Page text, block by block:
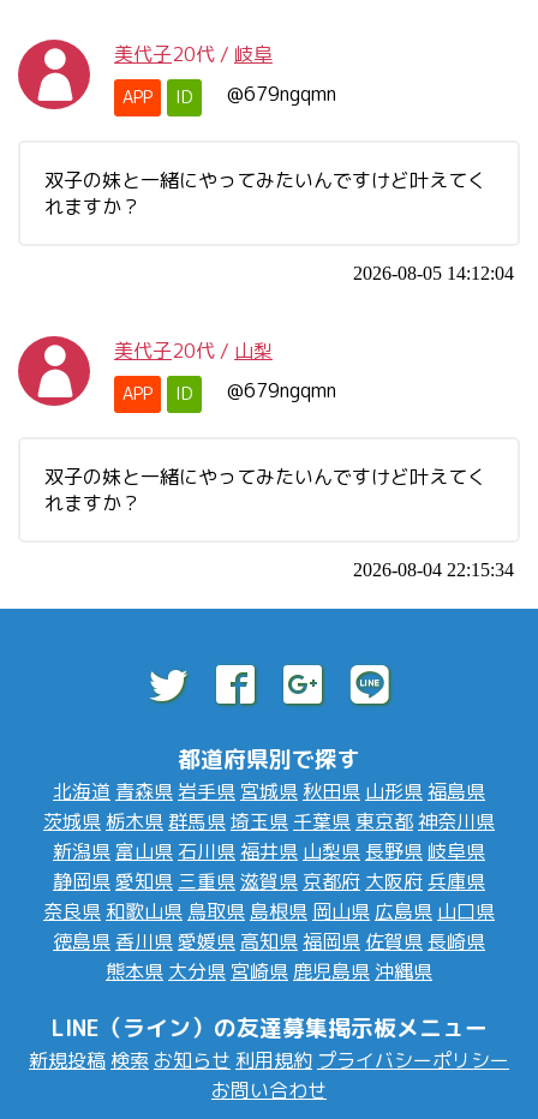
美代子20代 / 岐阜
APP ID @679ngqmn
双子の妹と一緒にやってみたいんですけど叶えてく
れますか？
2026-08-05 14:12:04
美代子20代 / 山梨
APP ID @679ngqmn
双子の妹と一緒にやってみたいんですけど叶えてく
れますか？
2026-08-04 22:15:34
都道府県別で探す
北海道 青森県 岩手県 宮城県 秋田県 山形県福島県
茨城県 栃木県群馬県埼玉県 千葉県 東京都神奈川県
新潟県 富山県 石川県福井県 山梨県 長野県 岐阜県
静岡県愛知県 三重県滋賀県 京都府 大阪府 兵庫県
奈良県 和歌山県 鳥取県 島根県 岡山県 広島県 山口県
徳島県 香川県愛媛県 高知県福岡県 佐賀県 長崎県
熊本県 大分県 宮崎県 鹿児島県 沖縄県
LINE（ライン）の友達募集掲示板メニュー
新規投稿 検索 お知らせ 利用規約 プライバシーポリシー
お問い合わせ